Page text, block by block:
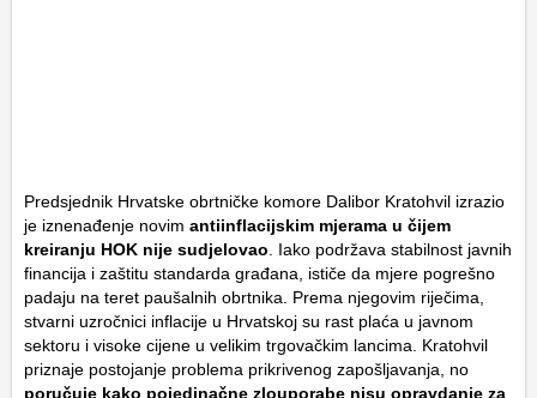
Predsjednik Hrvatske obrtničke komore Dalibor Kratohvil izrazio
je iznenađenje novim antiinflacijskim mjerama u čijem
kreiranju HOK nije sudjelovao. Iako podržava stabilnost javnih
financija i zaštitu standarda građana, ističe da mjere pogrešno
padaju na teret paušalnih obrtnika. Prema njegovim riječima,
stvarni uzročnici inflacije u Hrvatskoj su rast plaća u javnom
sektoru i visoke cijene u velikim trgovačkim lancima. Kratohvil
priznaje postojanje problema prikrivenog zapošljavanja, no
poručuje kako pojedinačne zlouporabe nisu opravdanje za